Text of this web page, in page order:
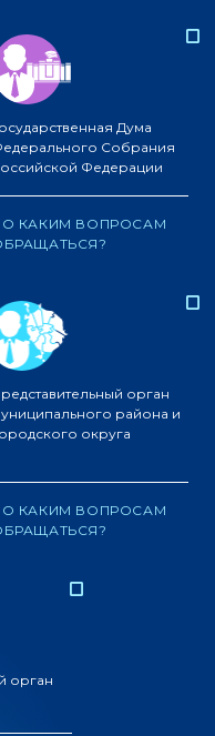
Дума
Собрания
Федерации
КАКИМ ВОПРОСАМ
орган
района и
округа
КАКИМ ВОПРОСАМ
орган